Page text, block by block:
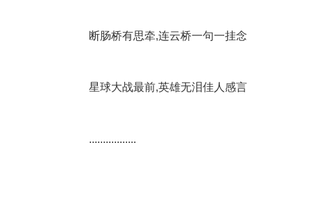
断肠桥有思牵,连云桥一句一挂念
星球大战最前,英雄无泪佳人感言
.................